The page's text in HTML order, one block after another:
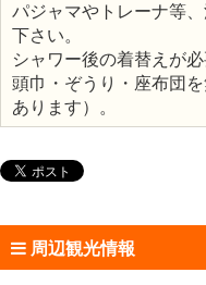
パジャマやトレーナ等
下さい。
シャワー後の着替えが
頭巾・ぞうり・座布団
あります）。
周辺観光情報